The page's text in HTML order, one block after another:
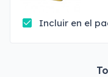
Incluir en el